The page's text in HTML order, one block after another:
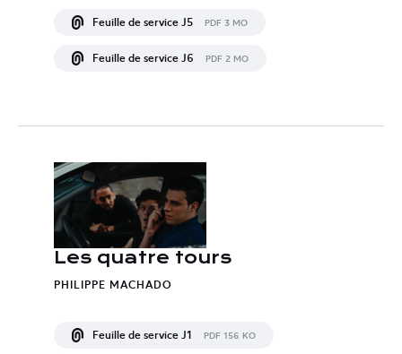
Feuille de service J5 PDF 3 MO
Feuille de service J6 PDF 2 MO
Les quatre tours
PHILIPPE MACHADO
Feuille de service J1 PDF 156 KO